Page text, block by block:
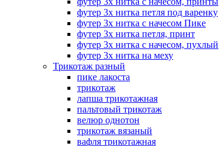
футер 3х нитка петля под варенку
футер 3х нитка с начесом Пике
футер 3х нитка петля, принт
футер 3х нитка с начесом, пухлый
футер 3х нитка на меху
Трикотаж разный
пике лакоста
трикотаж
лапша трикотажная
пальтовый трикотаж
велюр однотон
трикотаж вязаный
вафля трикотажная